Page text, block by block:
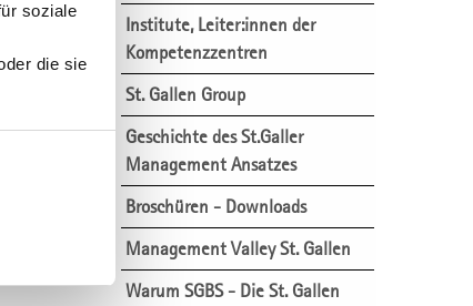
soziale
die sie
Institute, Leiter:innen der
Kompetenzzentren
St. Gallen Group
Geschichte des St.Galler
Management Ansatzes
Broschüren - Downloads
Management Valley St. Gallen
Warum SGBS - Die St. Gallen